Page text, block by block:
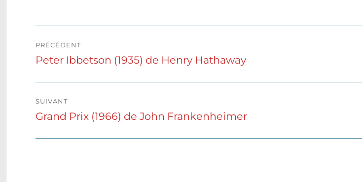
de
PRÉCÉDENT
Publication
Peter Ibbetson (1935) de Henry Hathaway
SUIVANT
Publication
Grand Prix (1966) de John Frankenheimer